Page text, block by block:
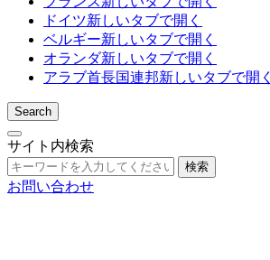
ドイツ新しいタブで開く
ベルギー新しいタブで開く
オランダ新しいタブで開く
アラブ首長国連邦新しいタブで開く
Search
サイト内検索
検索
お問い合わせ